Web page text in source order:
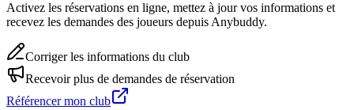
Activez les réservations en ligne, mettez à jour vos informations et
recevez les demandes des joueurs depuis Anybuddy.
Corriger les informations du club
Recevoir plus de demandes de réservation
Référencer mon club